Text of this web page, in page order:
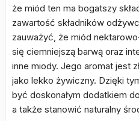
że miód ten ma bogatszy
zawartość składników
zauważyć, że miód
się ciemniejszą barwą oraz
inne miody. Jego aromat jest
jako lekko żywiczny. Dzięki
być doskonałym dodatkiem
a także stanowić naturalny